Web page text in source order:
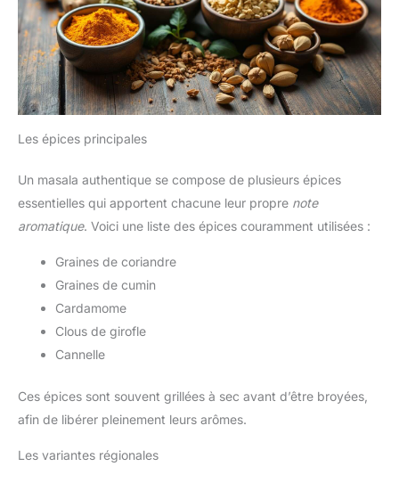
Les épices principales
Un masala authentique se compose de plusieurs épices
essentielles qui apportent chacune leur propre note
aromatique. Voici une liste des épices couramment utilisées :
Graines de coriandre
Graines de cumin
Cardamome
Clous de girofle
Cannelle
Ces épices sont souvent grillées à sec avant d’être broyées,
afin de libérer pleinement leurs arômes.
Les variantes régionales